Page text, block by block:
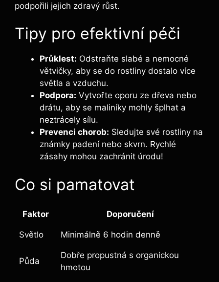
podpořili ‌jejich zdravý růst.
Tipy pro efektivní péči
Průklest: Odstraňte slabé a nemocné⁣
větvičky, aby se do rostliny dostalo více
světla a vzduchu.
Podpora: Vytvořte oporu ze dřeva nebo
drátu, aby se maliníky⁣ mohly šplhat a
neztrácely sílu.
Prevenci chorob: Sledujte své rostliny na⁣
známky padení nebo skvrn. Rychlé
zásahy mohou zachránit úrodu!
Co si pamatovat
Faktor Doporučení
Světlo Minimálně 6 ⁢hodin ‌denně
Půda
Dobře propustná s ⁤organickou
hmotou